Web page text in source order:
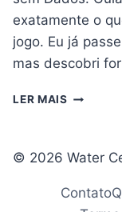
exatamente o
jogo. Eu já
mas descobri
LER MAIS GUIA
© 2026 Water
Contato